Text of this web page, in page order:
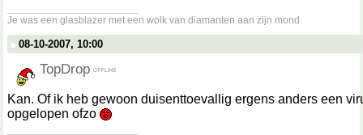
Je was een glasblazer met een wolk van diamanten aan zijn mond
08-10-2007, 10:00
TopDrop
Kan. Of ik heb gewoon duisenttoevallig ergens anders een
opgelopen ofzo